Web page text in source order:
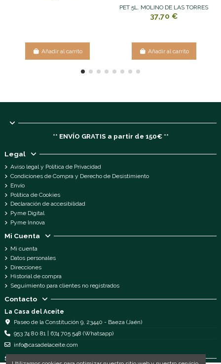
Añadir al carrito
PET 5L. MOLINO DE LAS TORRES
37,70 €
Añadir al carrito
** ENVÍO GRATIS a partir de 150€ **
Legal
Aviso legal y Política de Privacidad
Condiciones de Compra y Derecho de Desistimiento
Envío
Política de Cookies
Declaración de accesibilidad
Pyme Digital
Pyme Innova
Mi Cuenta
Mi cuenta
Datos personales
Direcciones
Historial de compra
Seguimiento para clientes no registrados
Contacto
La Casa del Aceite
Paseo de la Constitución 9, 23440 - Baeza (Jaén)
953 74 80 81 | 674 705 548 (Whatsapp)
info@casadelaceite.com
Síguenos